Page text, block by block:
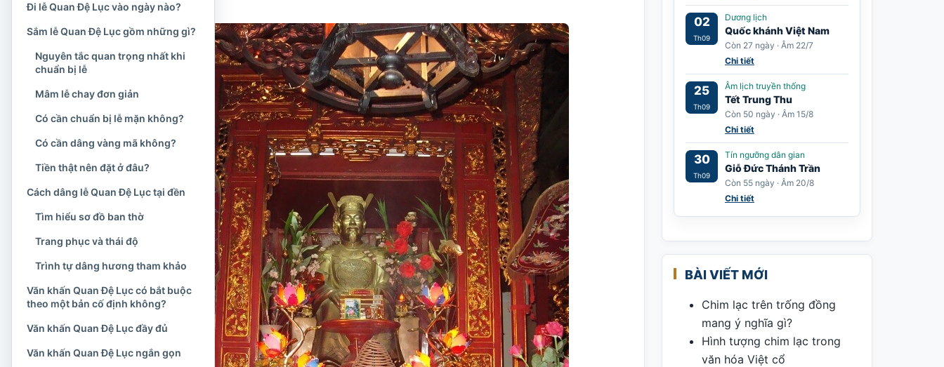
02
Th09
Dương lịch
Quốc khánh Việt Nam
Còn 27 ngày · Âm 22/7
Chi tiết
25
Th09
Âm lịch truyền thống
Tết Trung Thu
Còn 50 ngày · Âm 15/8
Chi tiết
30
Th09
Tín ngưỡng dân gian
Giỗ Đức Thánh Trần
Còn 55 ngày · Âm 20/8
Chi tiết
BÀI VIẾT MỚI
Chim lạc trên trống đồng
mang ý nghĩa gì?
Hình tượng chim lạc trong
văn hóa Việt cổ
Đi lễ Quan Đệ Lục vào ngày nào?
Sắm lễ Quan Đệ Lục gồm những gì?
Nguyên tắc quan trọng nhất khi
chuẩn bị lễ
Mâm lễ chay đơn giản
Có cần chuẩn bị lễ mặn không?
Có cần dâng vàng mã không?
Tiền thật nên đặt ở đâu?
Cách dâng lễ Quan Đệ Lục tại đền
Tìm hiểu sơ đồ ban thờ
Trang phục và thái độ
Trình tự dâng hương tham khảo
Văn khấn Quan Đệ Lục có bắt buộc
theo một bản cố định không?
Văn khấn Quan Đệ Lục đầy đủ
Văn khấn Quan Đệ Lục ngắn gọn